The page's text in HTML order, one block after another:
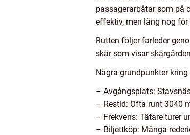
passagerarbåtar som på
effektiv, men lång nog
Rutten följer farleder
skär som visar
Några grundpunkter
– Avgångsplats:
– Restid: Ofta runt 3040
– Frekvens: Tätare turer
– Biljettköp: Många